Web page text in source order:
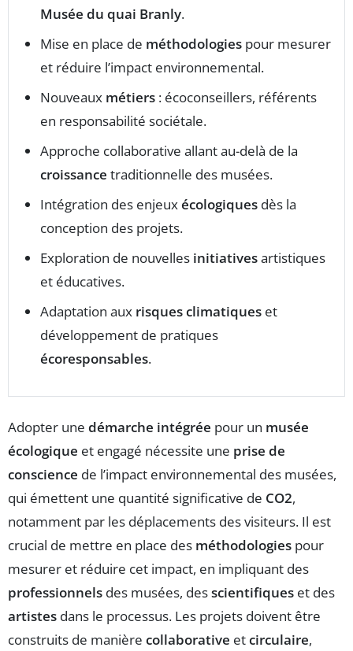
Musée du quai Branly.
Mise en place de méthodologies pour mesurer
et réduire l’impact environnemental.
Nouveaux métiers : écoconseillers, référents
en responsabilité sociétale.
Approche collaborative allant au-delà de la
croissance traditionnelle des musées.
Intégration des enjeuxécologiques dès la
conception des projets.
Exploration de nouvelles initiativesartistiques
et éducatives.
Adaptation aux risques climatiques et
développement de pratiques
écoresponsables.
Adopter une démarche intégrée pour un musée
écologique et engagé nécessite une prise de
conscience de l’impact environnemental des musées,
qui émettent une quantité significative de CO2,
notamment par les déplacements des visiteurs. Il est
crucial de mettre en place des méthodologies pour
mesurer et réduire cet impact, en impliquant des
professionnels des musées, desscientifiques et des
artistes dans le processus. Les projets doivent être
construits de manière collaborative etcirculaire,